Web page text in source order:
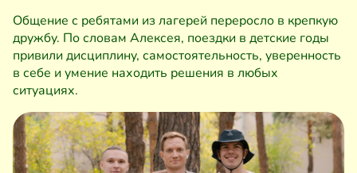
Общение с ребятами из лагерей переросло в крепкую
дружбу. По словам Алексея, поездки в детские годы
привили дисциплину, самостоятельность, уверенность
в себе и умение находить решения в любых
ситуациях.